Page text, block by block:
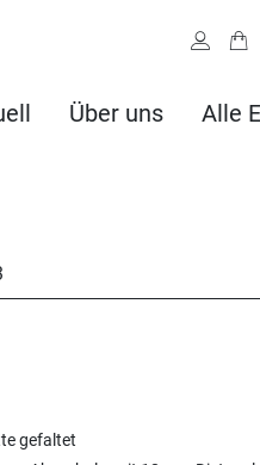
Über uns Alle
gefaltet